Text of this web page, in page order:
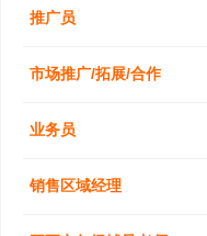
推广员
市场推广/拓展/合作
业务员
销售区域经理